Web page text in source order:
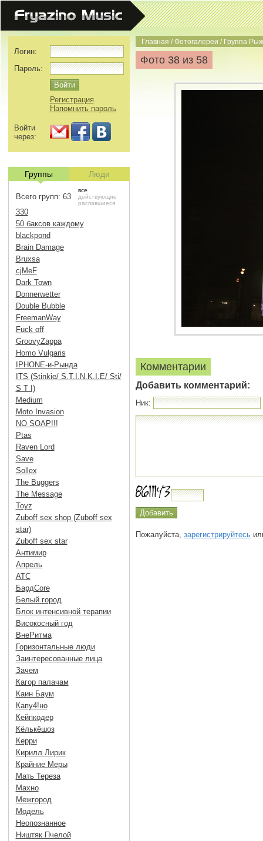
Главная /Фотогалереи / Группа
Фото 38 из 58
Комментарии
Добавить комментарий:
Ник:
Пожалуйста, зарегистрируйтесь
Логин:
Пароль:
Регистрация
Напомнить пароль
Войти
через:
Группы Люди
Всего групп: 63
все
действующие
распавшиеся
330
50 баксов каждому
blackpond
Brain Damage
Bruxsa
cjMeF
Dark Town
Donnerwetter
Double Bubble
FreemanWay
Fuck off
GroovyZappa
Homo Vulgaris
IPHONE-и-Рында
ITS (Stinkie/ S.T.I.N.K.I.E/ Sti/
S T I)
Medium
Moto Invasion
NO SOAP!!!
Ptas
Raven Lord
Save
Sollex
The Buggers
The Message
Toyz
Zuboff sex shop (Zuboff sex
star)
Zuboff sex star
Антимир
Апрель
АТС
БардCore
Белый город
Блок интенсивной терапии
Високосный год
ВнеРитма
Горизонтальные люди
Заинтересованные лица
Зачем
Кагор палачам
Каин Баум
Капу4!но
Кейпкодер
Кёлькёшоз
Керри
Кирилл Лирик
Крайние Меры
Мать Тереза
Махно
Межгород
Модель
Неопознанное
Ништяк Пчелой